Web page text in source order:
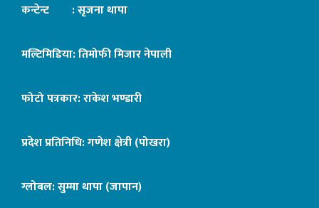
कन्टेन्ट : सृजना थापा
मल्टिमिडिया: तिमोफी मिजार नेपाली
फोटो पत्रकार: राकेश भण्डारी
प्रदेश प्रतिनिधि: गणेश क्षेत्री (पोखरा)
ग्लोबल: सुम्मा थापा (जापान)